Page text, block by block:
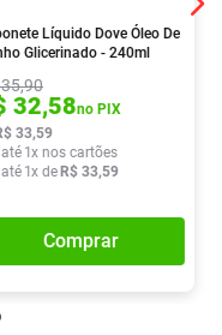
Líquido Dove Óleo De
Glicerinado - 240ml
35,90
32,58no PIX
33,59
1x nos cartões
1x de R$ 33,59
Comprar